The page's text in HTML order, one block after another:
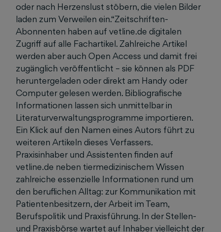
oder nach Herzenslust stöbern, die vielen Bilder
laden zum Verweilen ein.“Zeitschriften-
Abonnenten haben auf vetline.de digitalen
Zugriff auf alle Fachartikel. Zahlreiche Artikel
werden aber auch Open Access und damit frei
zugänglich veröffentlicht – sie können als PDF
heruntergeladen oder direkt am Handy oder
Computer gelesen werden. Bibliografische
Informationen lassen sich unmittelbar in
Literaturverwaltungsprogramme importieren.
Ein Klick auf den Namen eines Autors führt zu
weiteren Artikeln dieses Verfassers.
Praxisinhaber und Assistenten finden auf
vetline.de neben tiermedizinischem Wissen
zahlreiche essenzielle Informationen rund um
den beruflichen Alltag: zur Kommunikation mit
Patientenbesitzern, der Arbeit im Team,
Berufspolitik und Praxisführung. In der Stellen-
und Praxisbörse wartet auf Inhaber vielleicht der